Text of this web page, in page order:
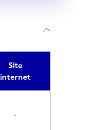
Site
internet
-